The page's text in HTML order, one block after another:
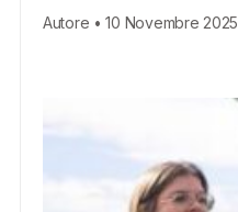
Autore • 10 Novembre 2025